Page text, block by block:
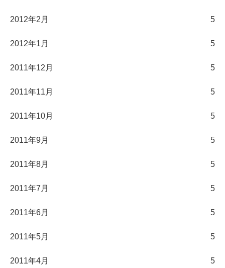
2012年2月 5
2012年1月 5
2011年12月 5
2011年11月 5
2011年10月 5
2011年9月 5
2011年8月 5
2011年7月 5
2011年6月 5
2011年5月 5
2011年4月 5